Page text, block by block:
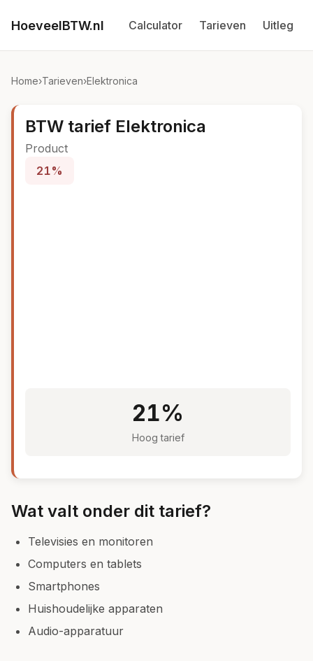
HoeveelBTW.nl Calculator Tarieven Uitleg
Home›Tarieven›Elektronica
BTW tarief Elektronica
Product
21%
21%
Hoog tarief
Wat valt onder dit tarief?
Televisies en monitoren
Computers en tablets
Smartphones
Huishoudelijke apparaten
Audio-apparatuur